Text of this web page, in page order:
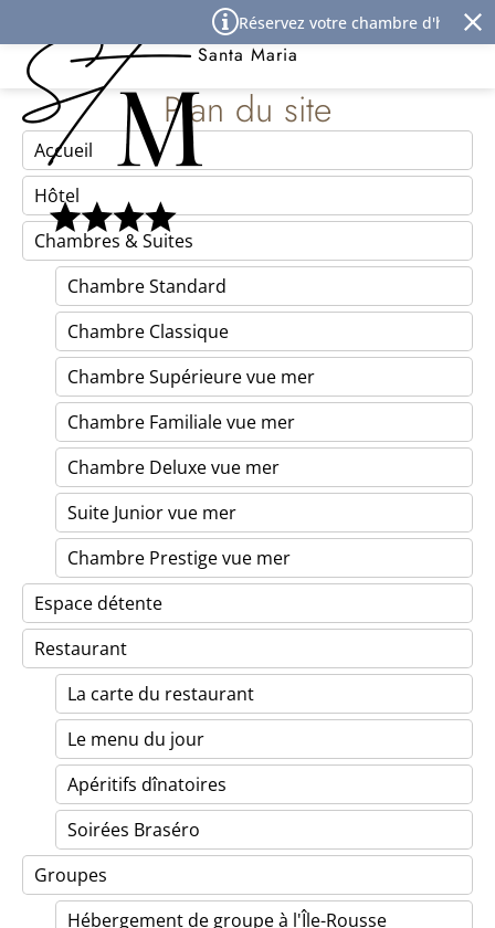
Réservez votre chambre d'hôtel à
Best Western Premier Hôtel
Santa Maria
Plan du site
Accueil
Hôtel
Chambres & Suites
Chambre Standard
Chambre Classique
Chambre Supérieure vue mer
Chambre Familiale vue mer
Chambre Deluxe vue mer
Suite Junior vue mer
Chambre Prestige vue mer
Espace détente
Restaurant
La carte du restaurant
Le menu du jour
Apéritifs dînatoires
Soirées Braséro
Groupes
Hébergement de groupe à l'Île-Rousse
Panneau de gestion des cookies